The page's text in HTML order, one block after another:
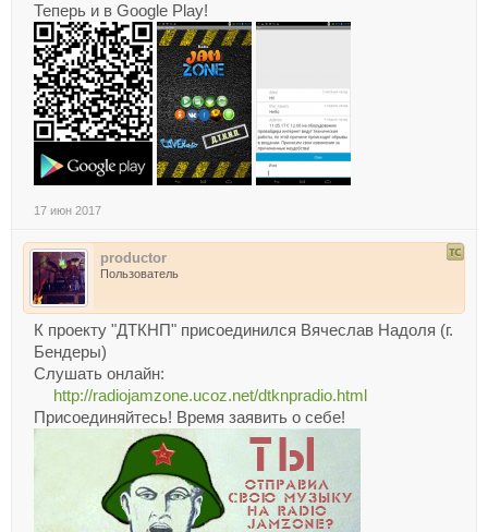
Теперь и в Google Play!
17 июн 2017
productor
Пользователь
К проекту "ДТКНП" присоединился Вячеслав Надоля (г.
Бендеры)
Слушать онлайн:
http://radiojamzone.ucoz.net/dtknpradio.html
Присоединяйтесь! Время заявить о себе!